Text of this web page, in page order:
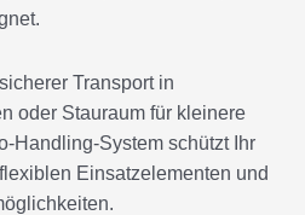
Transport in
oder Stauraum für kleinere
Handling-System schützt Ihr
Einsatzelementen und